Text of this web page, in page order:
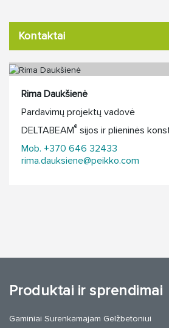
Kontaktai
Rima Daukšienė
Pardavimų projektų vadovė
DELTABEAM® sijos ir plieninės
Mob. +370 646 32433
rima.dauksiene@peikko.com
Produktai ir sprendimai
Gaminiai Surenkamajam Gelžbetoniui